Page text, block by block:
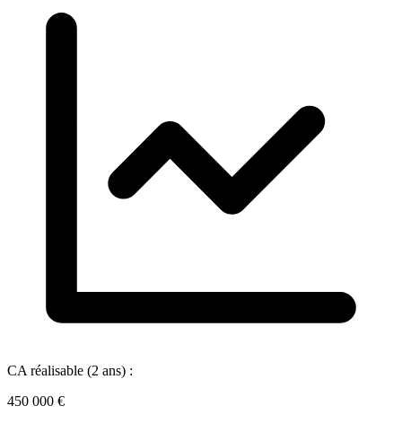
CA réalisable (2 ans) :
450 000 €